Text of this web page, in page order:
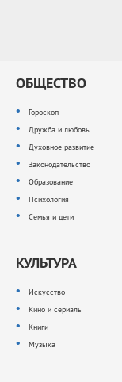
ОБЩЕСТВО
Гороскоп
Дружба и любовь
Духовное развитие
Законодательство
Образование
Психология
Семья и дети
КУЛЬТУРА
Искусство
Кино и сериалы
Книги
Музыка